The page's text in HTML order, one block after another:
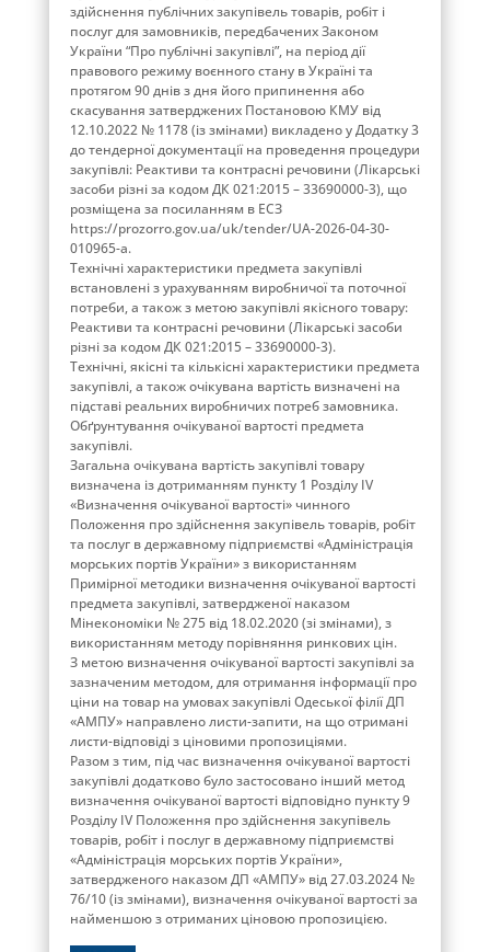
здійснення публічних закупівель товарів, робіт і
послуг для замовників, передбачених Законом
України “Про публічні закупівлі”, на період дії
правового режиму воєнного стану в Україні та
протягом 90 днів з дня його припинення або
скасування затверджених Постановою КМУ від
12.10.2022 № 1178 (із змінами) викладено у Додатку 3
до тендерної документації на проведення процедури
закупівлі: Реактиви та контрасні речовини (Лікарські
засоби різні за кодом ДК 021:2015 – 33690000-3), що
розміщена за посиланням в ЕСЗ
https://prozorro.gov.ua/uk/tender/UA-2026-04-30-
010965-a.
Технічні характеристики предмета закупівлі
встановлені з урахуванням виробничої та поточної
потреби, а також з метою закупівлі якісного товару:
Реактиви та контрасні речовини (Лікарські засоби
різні за кодом ДК 021:2015 – 33690000-3).
Технічні, якісні та кількісні характеристики предмета
закупівлі, а також очікувана вартість визначені на
підставі реальних виробничих потреб замовника.
Обґрунтування очікуваної вартості предмета
закупівлі.
Загальна очікувана вартість закупівлі товару
визначена із дотриманням пункту 1 Розділу ІV
«Визначення очікуваної вартості» чинного
Положення про здійснення закупівель товарів, робіт
та послуг в державному підприємстві «Адміністрація
морських портів України» з використанням
Примірної методики визначення очікуваної вартості
предмета закупівлі, затвердженої наказом
Мінекономіки № 275 від 18.02.2020 (зі змінами), з
використанням методу порівняння ринкових цін.
З метою визначення очікуваної вартості закупівлі за
зазначеним методом, для отримання інформації про
ціни на товар на умовах закупівлі Одеської філії ДП
«АМПУ» направлено листи-запити, на що отримані
листи-відповіді з ціновими пропозиціями.
Разом з тим, під час визначення очікуваної вартості
закупівлі додатково було застосовано інший метод
визначення очікуваної вартості відповідно пункту 9
Розділу IV Положення про здійснення закупівель
товарів, робіт і послуг в державному підприємстві
«Адміністрація морських портів України»,
затвердженого наказом ДП «АМПУ» від 27.03.2024 №
76/10 (із змінами), визначення очікуваної вартості за
найменшою з отриманих ціновою пропозицією.